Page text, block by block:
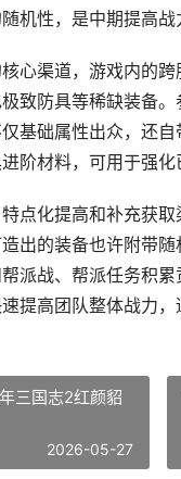
机性，是中期提高战
心渠道，游戏内的
致防具等稀缺装备
基础属性出众，还
阶材料，可用于强化
点化提高和补充获
出的装备也许附带
派战、帮派任务积
提高团队整体战力，
三国志2红颜貂
2026-05-27